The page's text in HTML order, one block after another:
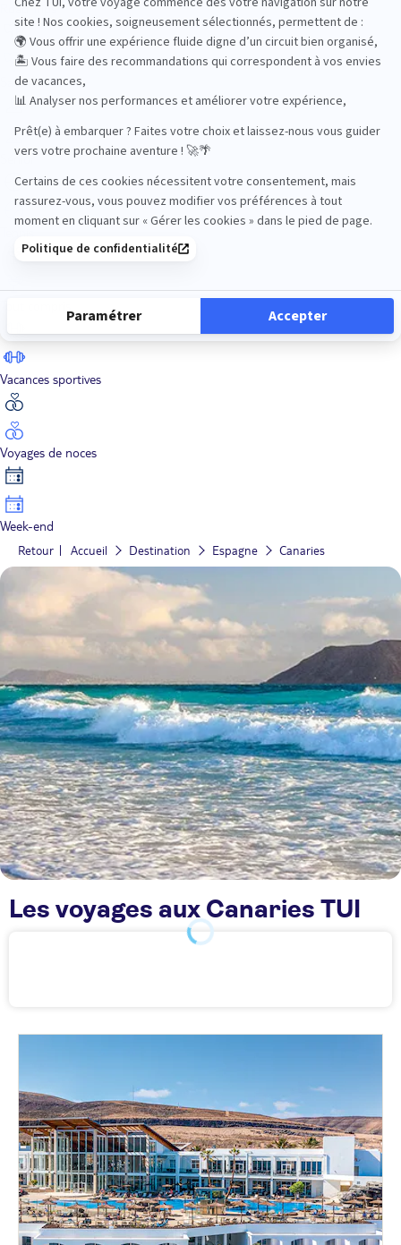
Road Trips
Safari
Sénior
Vacances sportives
Voyages de noces
Week-end
Retour Accueil Destination Espagne Canaries
Les voyages aux Canaries TUI